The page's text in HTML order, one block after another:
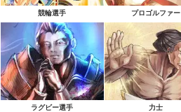
競輪選手 プロゴルファー
ラグビー選手 力士